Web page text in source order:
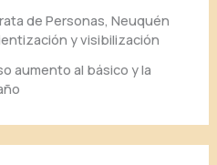
de Personas, Neuquén
y visibilización
aumento al básico y la